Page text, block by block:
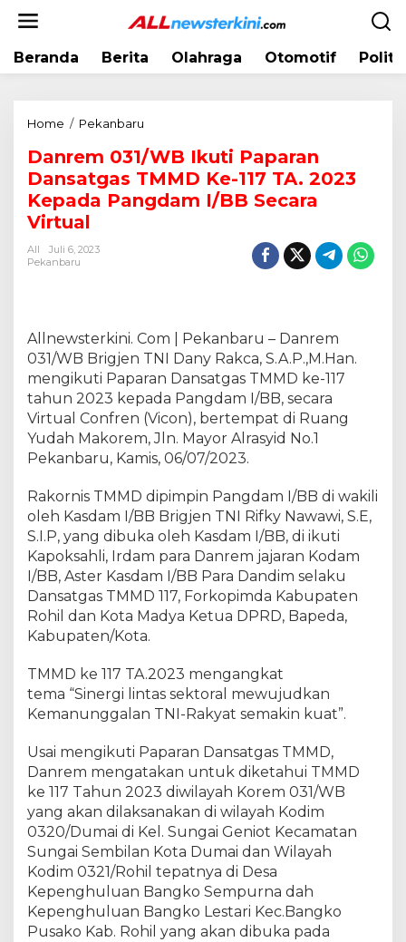
Beranda Berita Olahraga Otomotif
Home / Pekanbaru
n
r
e
m
I
u
t
i
a
p
r
a
n
D
a
n
s
a
g
s
T
M
D
K
e
-
1
1
7
T
A
Danrem 031/WB Ikuti Paparan
Dansatgas TMMD Ke-117 TA. 2023
Kepada Pangdam I/BB Secara
Virtual
All
Juli 6, 2023
Pekanbaru
Allnewsterkini. Com | Pekanbaru – Danrem
031/WB Brigjen TNI Dany Rakca, S.A.P.,M.Han.
mengikuti Paparan Dansatgas TMMD ke-117
tahun 2023 kepada Pangdam I/BB, secara
Virtual Confren (Vicon), bertempat di Ruang
Yudah Makorem, Jln. Mayor Alrasyid No.1
Pekanbaru, Kamis, 06/07/2023.
Rakornis TMMD dipimpin Pangdam I/BB di wakili
oleh Kasdam I/BB Brigjen TNI Rifky Nawawi, S.E,
S.I.P, yang dibuka oleh Kasdam I/BB, di ikuti
Kapoksahli, Irdam para Danrem jajaran Kodam
I/BB, Aster Kasdam I/BB Para Dandim selaku
Dansatgas TMMD 117, Forkopimda Kabupaten
Rohil dan Kota Madya Ketua DPRD, Bapeda,
Kabupaten/Kota.
TMMD ke 117 TA.2023 mengangkat
tema “Sinergi lintas sektoral mewujudkan
Kemanunggalan TNI-Rakyat semakin kuat”.
Usai mengikuti Paparan Dansatgas TMMD,
Danrem mengatakan untuk diketahui TMMD
ke 117 Tahun 2023 diwilayah Korem 031/WB
yang akan dilaksanakan di wilayah Kodim
0320/Dumai di Kel. Sungai Geniot Kecamatan
Sungai Sembilan Kota Dumai dan Wilayah
Kodim 0321/Rohil tepatnya di Desa
Kepenghuluan Bangko Sempurna dah
Kepenghuluan Bangko Lestari Kec.Bangko
Pusako Kab. Rohil yang akan dibuka pada